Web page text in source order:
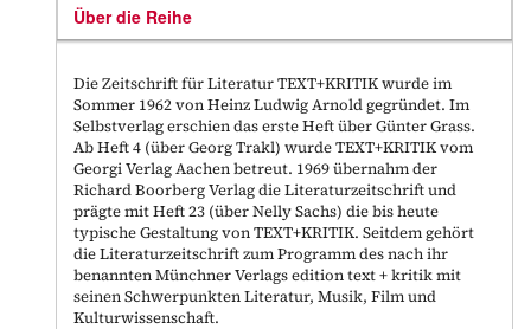
Über die Reihe
Die Zeitschrift für Literatur TEXT+KRITIK wurde im
Sommer 1962 von Heinz Ludwig Arnold gegründet. Im
Selbstverlag erschien das erste Heft über Günter Grass.
Ab Heft 4 (über Georg Trakl) wurde TEXT+KRITIK vom
Georgi Verlag Aachen betreut. 1969 übernahm der
Richard Boorberg Verlag die Literaturzeitschrift und
prägte mit Heft 23 (über Nelly Sachs) die bis heute
typische Gestaltung von TEXT+KRITIK. Seitdem gehört
die Literaturzeitschrift zum Programm des nach ihr
benannten Münchner Verlags edition text + kritik mit
seinen Schwerpunkten Literatur, Musik, Film und
Kulturwissenschaft.